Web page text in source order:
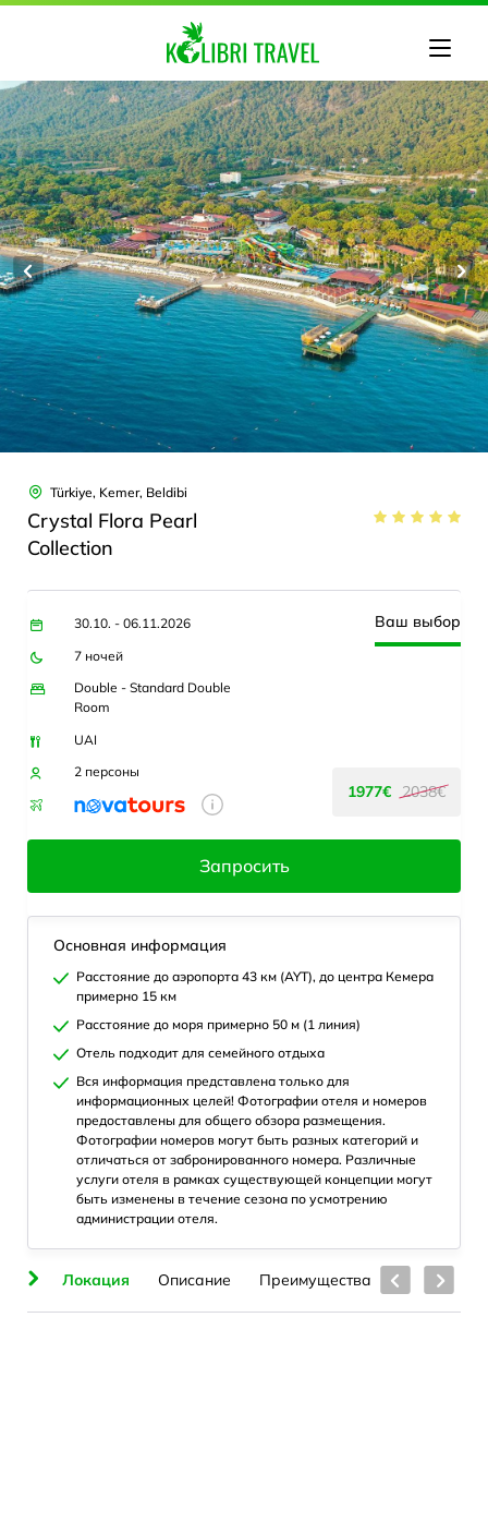
Türkiye, Kemer, Beldibi
Crystal Flora Pearl
Collection
30.10. - 06.11.2026
7 ночей
Double - Standard Double
Room
UAI
2 персоны
Ваш выбор
1977€ 2038€
Запросить
Основная информация
Расстояние до аэропорта 43 км (AYT), до центра Кемера
примерно 15 км
Расстояние до моря примерно 50 м (1 линия)
Отель подходит для семейного отдыха
Вся информация представлена только для
информационных целей! Фотографии отеля и номеров
предоставлены для общего обзора размещения.
Фотографии номеров могут быть разных категорий и
отличаться от забронированного номера. Различные
услуги отеля в рамках существующей концепции могут
быть изменены в течение сезона по усмотрению
администрации отеля.
Локация Описание Преимущества Номера